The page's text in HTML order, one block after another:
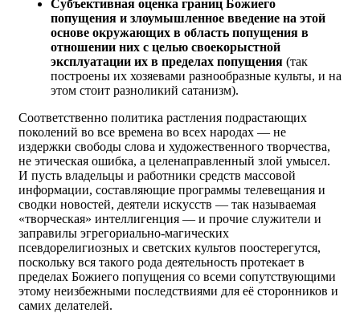
Субъективная оценка границ Божиего
попущения и злоумышленное введение на этой
основе окружающих в область попущения в
отношении них с целью своекорыстной
эксплуатации их в пределах попущения (так
построены их хозяевами разнообразные культы, и на
этом стоит разноликий сатанизм).
Соответственно политика растления подрастающих
поколений во все времена во всех народах — не
издержки свободы слова и художественного творчества,
не этическая ошибка, а целенаправленный злой умысел.
И пусть владельцы и работники средств массовой
информации, составляющие программы телевещания и
сводки новостей, деятели искусств — так называемая
«творчес­кая» интеллигенция — и прочие служители и
заправилы эгрегориально-маги­чес­ких
псевдорелигиозных и светских культов поостерегутся,
поскольку вся такого рода деятельность протекает в
пределах Божиего попущения со всеми сопутствующими
этому неизбежными последствиями для её сторонников и
самих делателей.